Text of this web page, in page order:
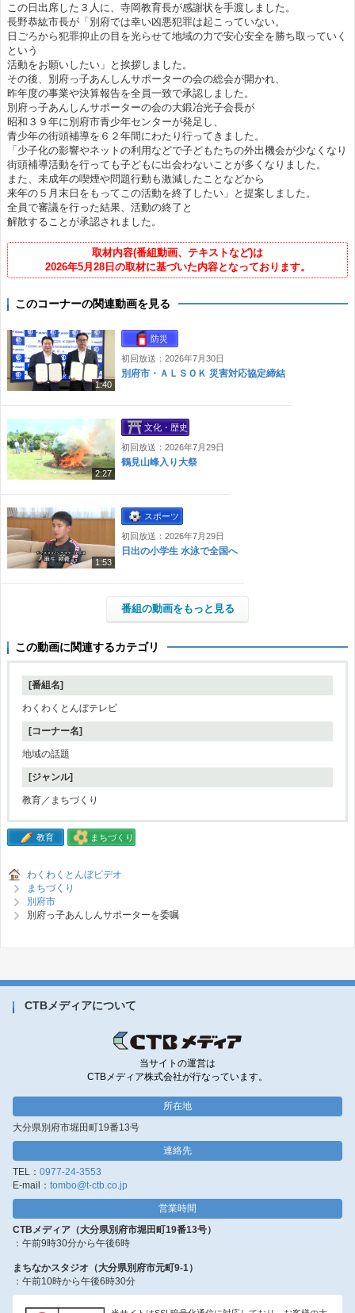
この日出席した３人に、寺岡教育長が感謝状を手渡しました。
長野恭紘市長が「別府では幸い凶悪犯罪は起こっていない。
日ごろから犯罪抑止の目を光らせて地域の力で安心安全を勝ち取っていく
という
活動をお願いしたい」と挨拶しました。
その後、別府っ子あんしんサポーターの会の総会が開かれ、
昨年度の事業や決算報告を全員一致で承認しました。
別府っ子あんしんサポーターの会の大鍛冶光子会長が
昭和３９年に別府市青少年センターが発足し、
青少年の街頭補導を６２年間にわたり行ってきました。
「少子化の影響やネットの利用などで子どもたちの外出機会が少なくなり
街頭補導活動を行っても子どもに出会わないことが多くなりました。
また、未成年の喫煙や問題行動も激減したことなどから
来年の５月末日をもってこの活動を終了したい」と提案しました。
全員で審議を行った結果、活動の終了と
解散することが承認されました。
取材内容(番組動画、テキストなど)は
2026年5月28日の取材に基づいた内容となっております。
このコーナーの関連動画を見る
1:40
防災
初回放送：2026年7月30日
別府市・ＡＬＳＯＫ 災害対応協定締結
2:27
文化・歴史
初回放送：2026年7月29日
鶴見山峰入り大祭
1:53
スポーツ
初回放送：2026年7月29日
日出の小学生 水泳で全国へ
番組の動画をもっと見る
この動画に関連するカテゴリ
[番組名]
わくわくとんぼテレビ
[コーナー名]
地域の話題
[ジャンル]
教育／まちづくり
教育 まちづくり
わくわくとんぼビデオ
まちづくり
別府市
別府っ子あんしんサポーターを委嘱
CTBメディアについて
当サイトの運営は
CTBメディア株式会社が行なっています。
所在地
大分県別府市堀田町19番13号
連絡先
TEL： 0977-24-3553
E-mail： tombo@t-ctb.co.jp
営業時間
CTBメディア（大分県別府市堀田町19番13号）
：午前9時30分から午後6時
まちなかスタジオ（大分県別府市元町9-1）
：午前10時から午後6時30分